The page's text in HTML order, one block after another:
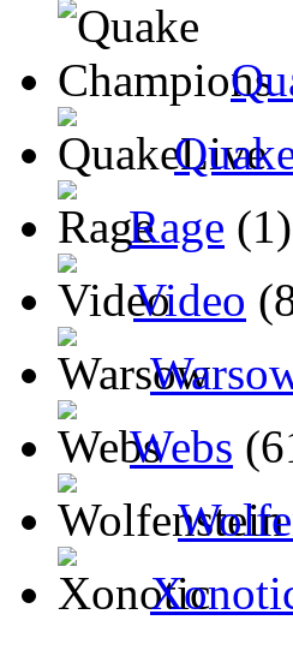
Rage (1)
Video
Webs